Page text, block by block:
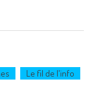
Le fil de l'info